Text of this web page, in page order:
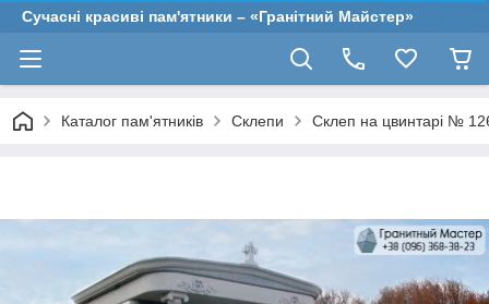
Сучасні красиві пам'ятники – «Гранітний Майстер»
Каталог пам'ятників Склепи Склеп на цвинтарі №